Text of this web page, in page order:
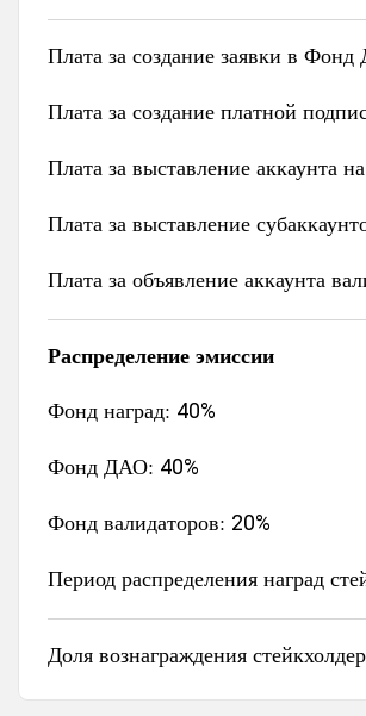
Плата за создание заявки в
Плата за создание платной
Плата за выставление аккаунта
Плата за выставление
Плата за объявление аккаунта
Распределение эмиссии
Фонд наград: 40%
Фонд ДАО: 40%
Фонд валидаторов: 20%
Период распределения наград
Доля вознаграждения